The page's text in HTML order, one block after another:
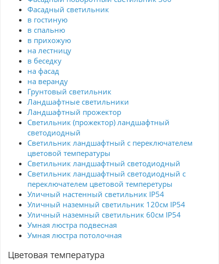
Фасадный светильник
в гостиную
в спальню
в прихожую
на лестницу
в беседку
на фасад
на веранду
Грунтовый светильник
Ландшафтные светильники
Ландшафтный прожектор
Светильник (прожектор) ландшафтный
светодиодный
Светильник ландшафтный с переключателем
цветовой температуры
Светильник ландшафтный светодиодный
Светильник ландшафтный светодиодный с
переключателем цветовой темперетуры
Уличный настенный светильник IP54
Уличный наземный светильник 120см IP54
Уличный наземный светильник 60см IP54
Умная люстра подвесная
Умная люстра потолочная
Цветовая температура